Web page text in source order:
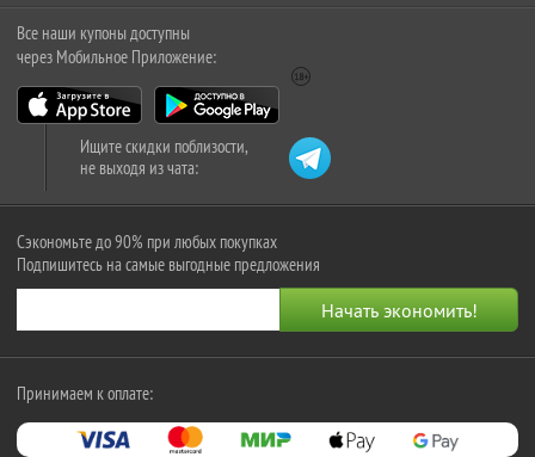
Все наши купоны доступны
через Мобильное Приложение:
Ищите скидки поблизости,
не выходя из чата:
Сэкономьте до 90% при любых покупках
Подпишитесь на самые выгодные предложения
Принимаем к оплате: